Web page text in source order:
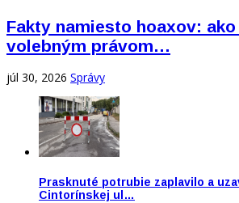
Fakty namiesto hoaxov:
volebným právom…
júl 30, 2026 Správy
Prasknuté potrubie zaplavilo a
Cintorínskej ul…